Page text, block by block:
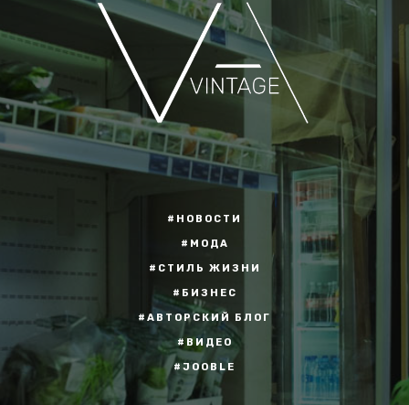
#НОВОСТИ
#МОДА
#СТИЛЬ ЖИЗНИ
#БИЗНЕС
#АВТОРСКИЙ БЛОГ
#ВИДЕО
#JOOBLE